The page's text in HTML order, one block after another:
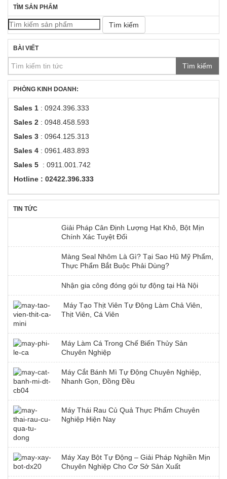
TÌM SẢN PHẨM
Tìm kiếm
BÀI VIẾT
Tìm kiếm
PHÒNG KINH DOANH:
Sales 1 : 0924.396.333
Sales 2 : 0948.458.593
Sales 3 : 0964.125.313
Sales 4 : 0961.483.893
Sales 5 : 0911.001.742
Hotline : 02422.396.333
TIN TỨC
Giải Pháp Cân Định Lượng Hạt Khô, Bột Mịn
Chính Xác Tuyệt Đối
Màng Seal Nhôm Là Gì? Tại Sao Hũ Mỹ Phẩm,
Thực Phẩm Bắt Buộc Phải Dùng?
Nhận gia công đóng gói tự động tại Hà Nội
Máy Tạo Thịt Viên Tự Động Làm Chả Viên,
Thịt Viên, Cá Viên
Máy Làm Cá Trong Chế Biến Thủy Sản
Chuyên Nghiệp
Máy Cắt Bánh Mì Tự Động Chuyên Nghiệp,
Nhanh Gọn, Đồng Đều
Máy Thái Rau Củ Quả Thực Phẩm Chuyên
Nghiệp Hiện Nay
Máy Xay Bột Tự Động – Giải Pháp Nghiền Mịn
Chuyên Nghiệp Cho Cơ Sở Sản Xuất